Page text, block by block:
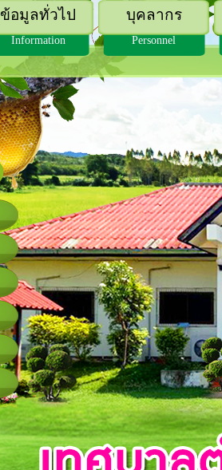
ข้อมูลทั่วไป
Information
บุคลากร
Personnel